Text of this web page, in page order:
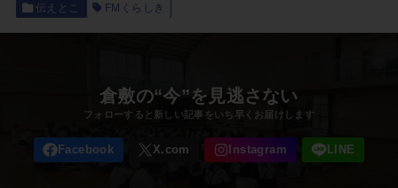
伝えとこ FMくらしき